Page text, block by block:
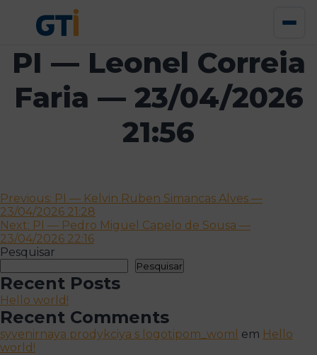
PI — Leonel Correia
Faria — 23/04/2026
21:56
Navegação
de
artigos
Previous: PI — Kelvin Ruben Simancas Alves —
23/04/2026 21:28
Next: PI — Pedro Miguel Capelo de Sousa —
23/04/2026 22:16
Pesquisar
Pesquisar
Recent Posts
Hello world!
Recent Comments
syvenirnaya prodykciya s logotipom_woml em Hello
world!